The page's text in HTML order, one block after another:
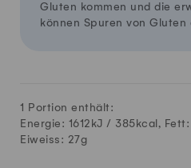
Gluten kommen und die
können Spuren von Gluten
1 Portion enthält:
Energie: 1612kJ / 385 kcal, Fett:
Eiweiss: 27g